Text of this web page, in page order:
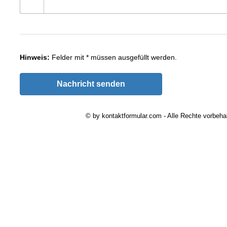
Hinweis: Felder mit* müssen ausgefüllt werden.
Nachricht senden
© by kontaktformular.com - Alle Rechte